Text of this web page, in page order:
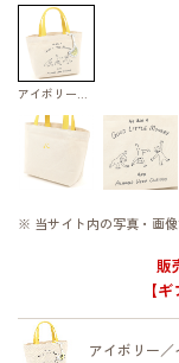
アイボリー／イエロー
※ 当サイト内の写真・画像
販
【
アイボリー／